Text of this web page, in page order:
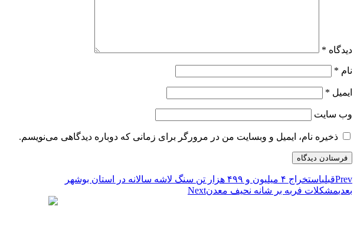
دیدگاه *
نام *
ایمیل *
وب‌ سایت
ذخیره نام، ایمیل و وبسایت من در مرورگر برای زمانی که دوباره دیدگاهی می‌نویسم.
Prevقبلیاستخراج ۴ میلیون و ۴۹۹ هزار تن سنگ لاشه سالانه در استان بوشهر
بعدیمشکلات فربه بر شانه نحیف معدنNext